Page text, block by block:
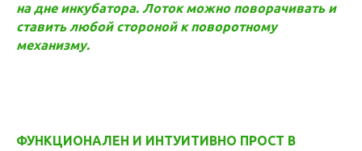
на дне инкубатора. Лоток можно поворачивать и
ставить любой стороной к поворотному
механизму.
ФУНКЦИОНАЛЕН И ИНТУИТИВНО ПРОСТ В